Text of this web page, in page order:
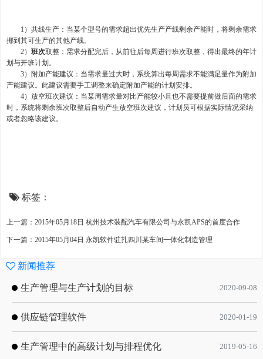
1）共线生产：当某个型号的需求超出优先生产产线剩余产能时，将剩余需求
挪到其可生产的其他产线。
2） 班次取整：需求分配完后，从前往后每周进行班次取整，得出最终的年计
划与开班计划。
3）附加产能建议：当需求量过大时，系统算出每周需求不能满足量作为附加
产能建议。此建议需要手工调整来确定附加产能的计划安排。
4）放空班次建议：当某周需求量对比产能较小且也不需要提前做后面的需求
时，系统将剩余班次取整后自动产生放空班次建议，计划员可根据实际情况采纳
或者忽略该建议。
标签：
上一篇：2015年05月18日 杭州技术装配汽车有限公司与永凯APS的首度合作
下一篇：2015年05月04日 永凯软件驻扎四川某车间一体化制造管理
新闻推荐
生产管理与生产计划的目标 2020-09-08
供应链管理软件 2020-01-19
生产管理中的高级计划与排程优化 2019-05-16